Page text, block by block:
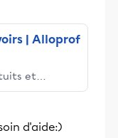
| Alloprof
et
les élèves
d'aide:)